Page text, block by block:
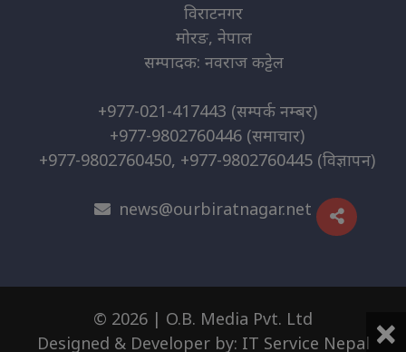
विराटनगर
मोरङ, नेपाल
सम्पादक: नवराज कट्टेल
+977-021-417443 (सम्पर्क नम्बर)
+977-9802760446 (समाचार)
+977-9802760450, +977-9802760445 (विज्ञापन)
news@ourbiratnagar.net
© 2026 | O.B. Media Pvt. Ltd
Designed & Developer by: IT Service Nepal ×